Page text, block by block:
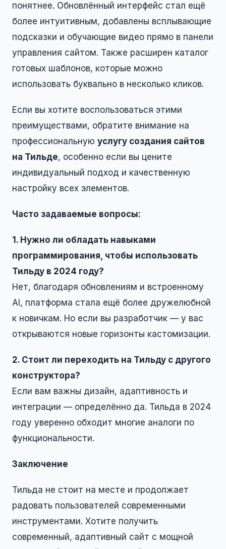
понятнее. Обновлённый интерфейс стал ещё
более интуитивным, добавлены всплывающие
подсказки и обучающие видео прямо в панели
управления сайтом. Также расширен каталог
готовых шаблонов, которые можно
использовать буквально в несколько кликов.
Если вы хотите воспользоваться этими
преимуществами, обратите внимание на
профессиональную услугу создания сайтов
на Тильде, особенно если вы цените
индивидуальный подход и качественную
настройку всех элементов.
Часто задаваемые вопросы:
1. Нужно ли обладать навыками
программирования, чтобы использовать
Тильду в 2024 году?
Нет, благодаря обновлениям и встроенному
AI, платформа стала ещё более дружелюбной
к новичкам. Но если вы разработчик — у вас
открываются новые горизонты кастомизации.
2. Стоит ли переходить на Тильду с другого
конструктора?
Если вам важны дизайн, адаптивность и
интеграции — определённо да. Тильда в 2024
году уверенно обходит многие аналоги по
функциональности.
Заключение
Тильда не стоит на месте и продолжает
радовать пользователей современными
инструментами. Хотите получить
современный, адаптивный сайт с мощной